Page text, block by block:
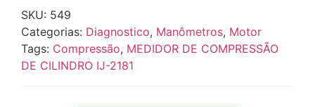
SKU: 549
Categorias: Diagnostico, Manômetros, Motor
Tags: Compressão, MEDIDOR DE COMPRESSÃO
DE CILINDRO IJ-2181